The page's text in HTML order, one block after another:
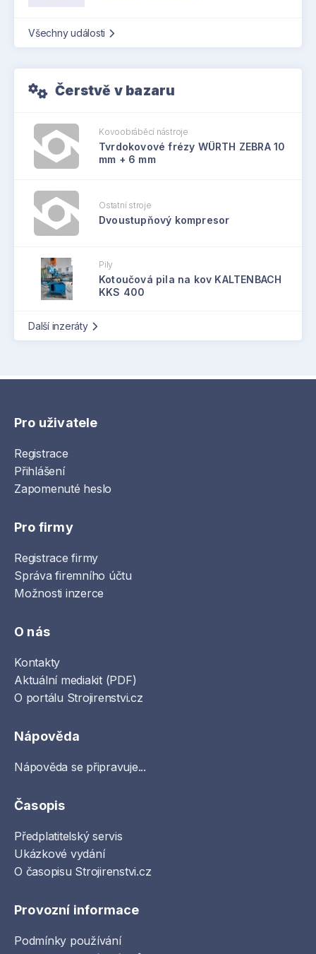
Všechny události
Čerstvě v bazaru
Kovoobráběcí nástroje
Tvrdokovové frézy WÜRTH ZEBRA 10
mm + 6 mm
Ostatní stroje
Dvoustupňový kompresor
Pily
Kotoučová pila na kov KALTENBACH
KKS 400
Další inzeráty
Pro uživatele
Registrace
Přihlášení
Zapomenuté heslo
Pro firmy
Registrace firmy
Správa firemního účtu
Možnosti inzerce
O nás
Kontakty
Aktuální mediakit (PDF)
O portálu Strojirenstvi.cz
Nápověda
Nápověda se připravuje...
Časopis
Předplatitelský servis
Ukázkové vydání
O časopisu Strojirenstvi.cz
Provozní informace
Podmínky používání